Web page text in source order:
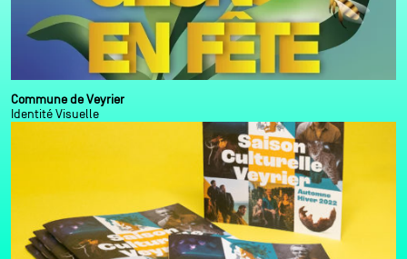
Commune de Veyrier
Identité Visuelle